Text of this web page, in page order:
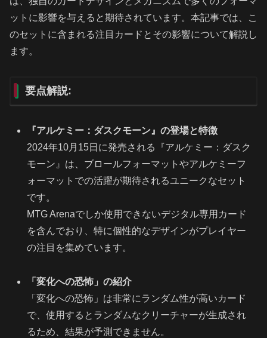
ットに影響を与えると期待されています。本記事では、こ
のセットに含まれる注目カードとその影響について解説し
ます。
要点解説:
『アルケミー：ダスクモーン』の登場と特徴
2024年10月15日に発売される『アルケミー：ダスク
モーン』は、ブロールフォーマットやアルケミーフ
ォーマットでの活躍が期待されるユニークなセット
です。
MTG Arenaでしか使用できないデジタル専用カード
を含んでおり、特に個性的なデザインがプレイヤー
の注目を集めています。
「変化への恐怖」の紹介
「変化への恐怖」は非常にランダム性が高いカード
で、使用するとランダムなクリーチャーが生成され
るため、結果が予測できません。